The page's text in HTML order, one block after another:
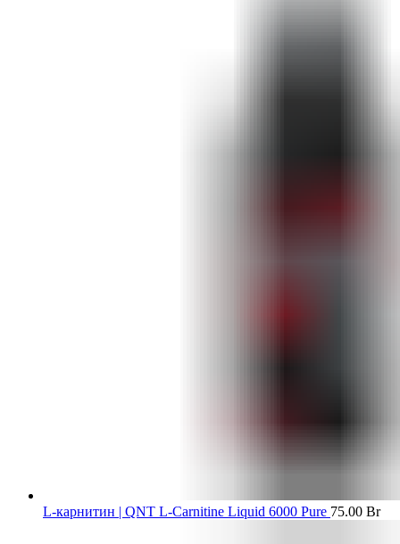
L-карнитин | QNT L-Carnitine Liquid 6000 Pure 75.00 Br